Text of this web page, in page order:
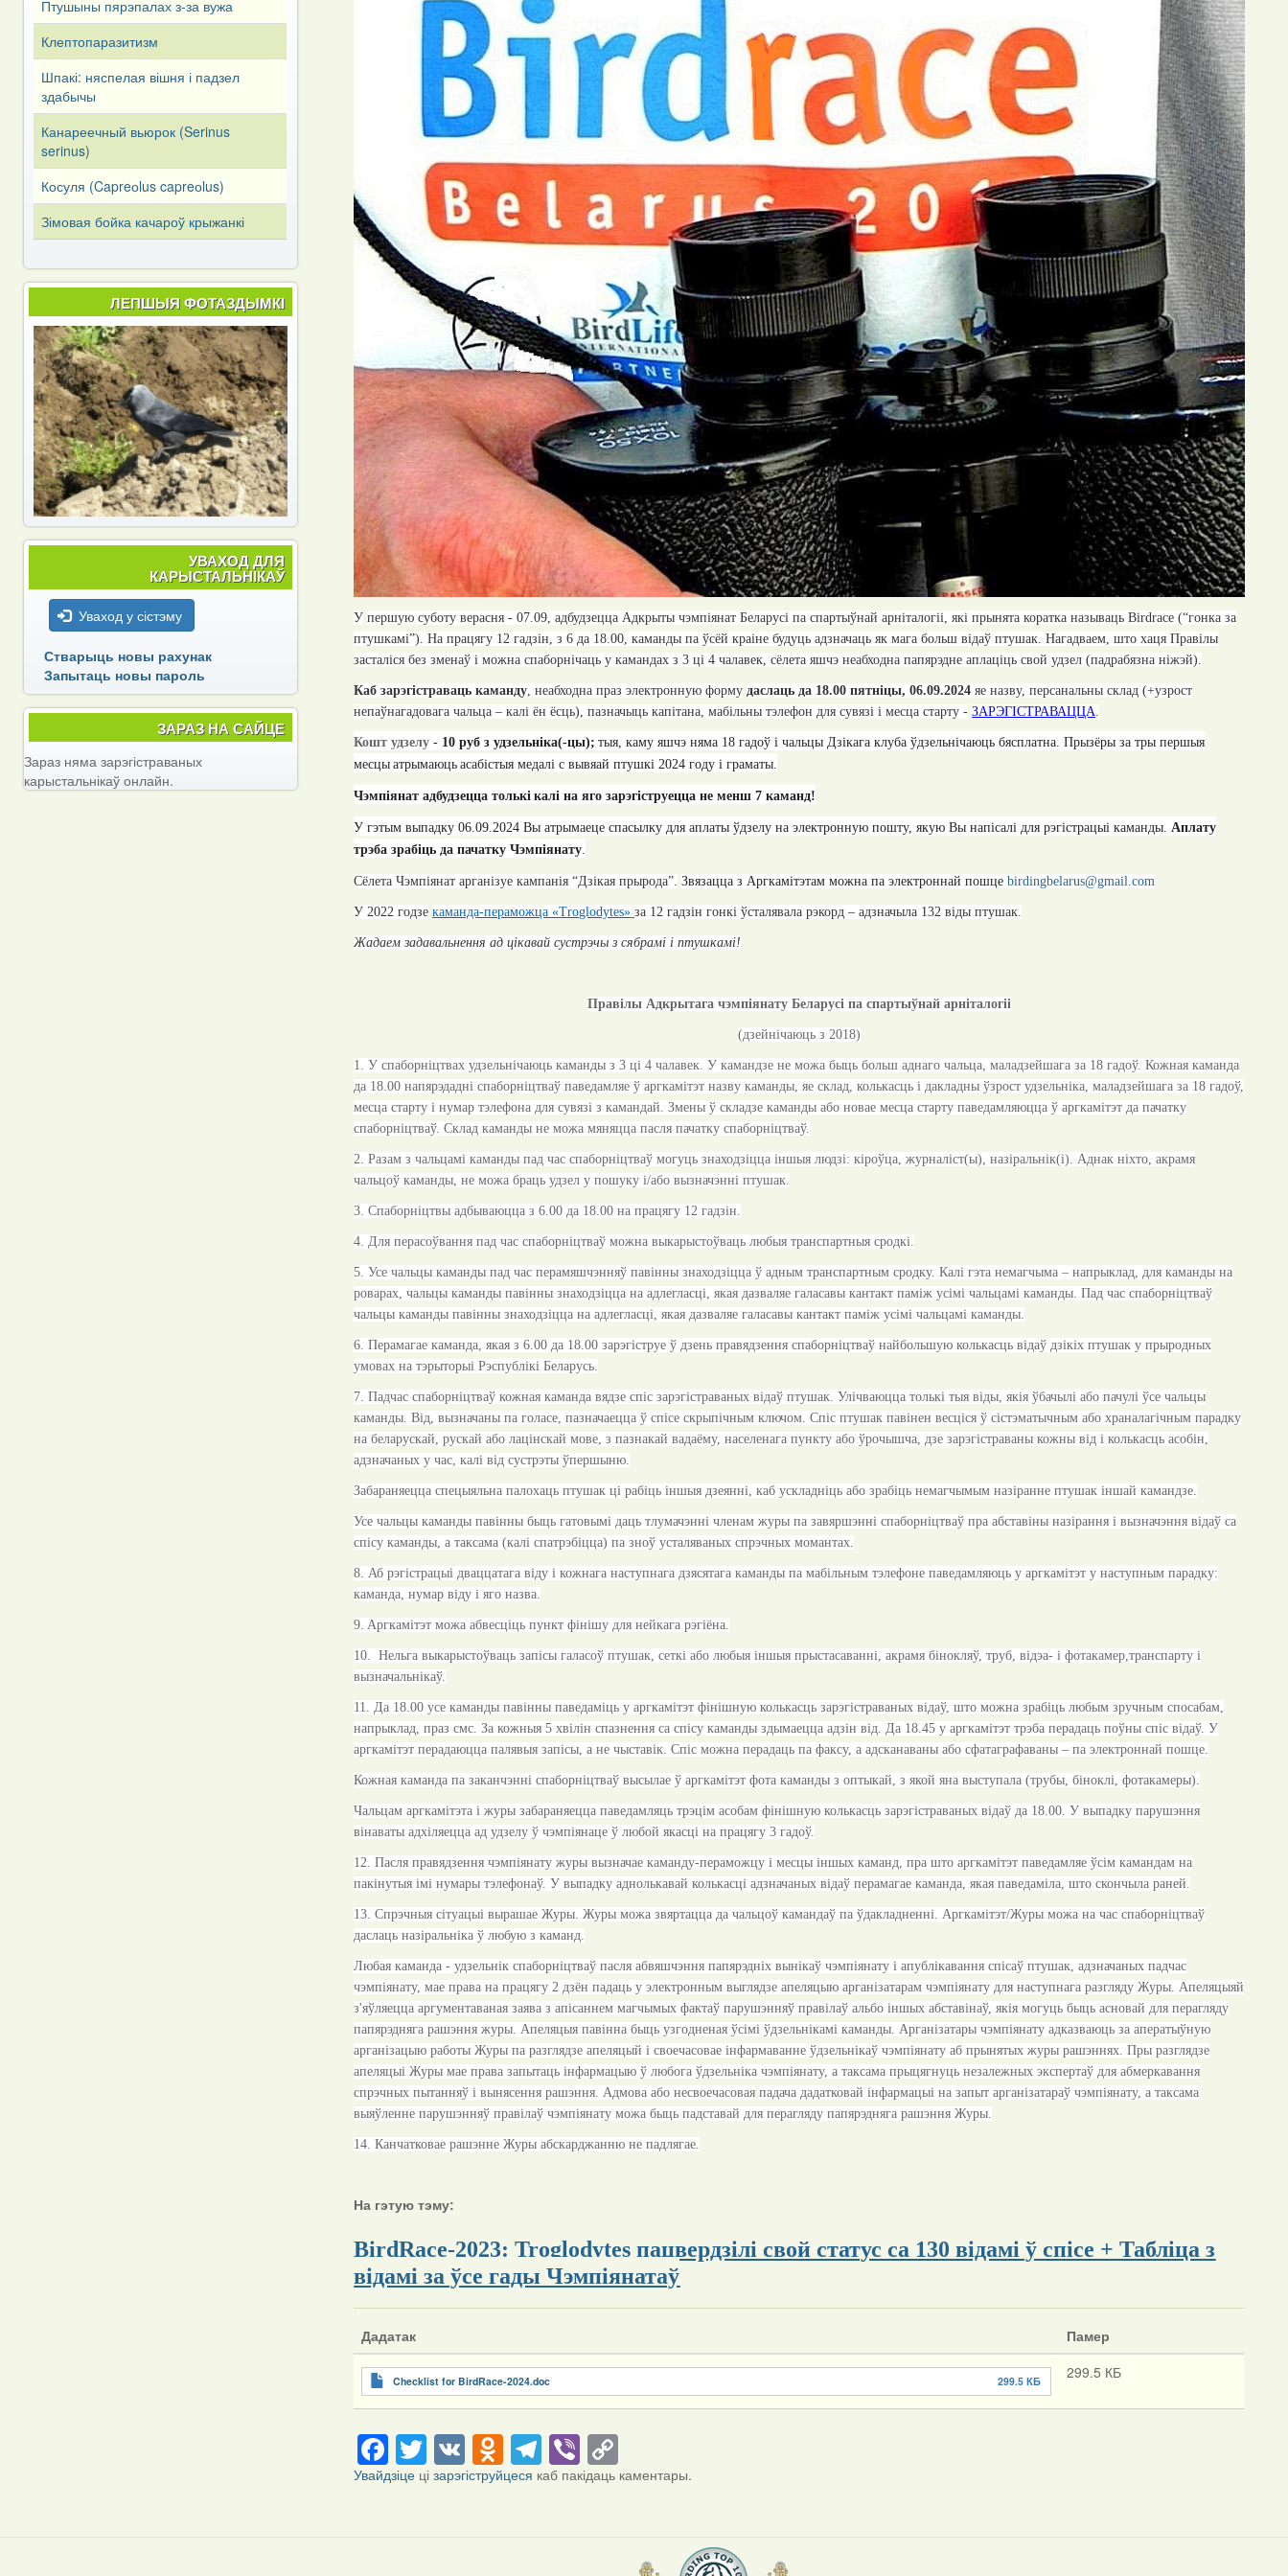
У першую суботу верасня - 07.09, адбудзецца Адкрыты чэмпіянат Беларусі па спартыўнай арніталогіі, які прынята коратка называць Birdrace (“гонка за
птушкамі”). На працягу 12 гадзін, з 6 да 18.00, каманды па ўсёй краіне будуць адзначаць як мага больш відаў птушак. Нагадваем, штохацяПравілы
засталіся без зменаў і можна спаборнічаць у камандах з 3 ці 4 чалавек, сёлета яшчэ неабходна папярэдне аплаціць свой удзел (падрабязна ніжэй).
Каб зарэгістраваць каманду, неабходна праз электронную форму даслаць да 18.00 пятніцы, 06.09.2024яе назву, персанальны склад (+узрост
непаўнагадовага чальца – калі ён ёсць), пазначыць капітана, мабільны тэлефон для сувязі і месца старту - ЗАРЭГІСТРАВАЦЦА.
Кошт удзелу - 10 руб зудзельніка(-цы); тыя, каму яшчэ няма 18 гадоў і чальцы Дзікага клуба ўдзельнічаюць бясплатна.Прызёры затры першыя
месцы атрымаюць асабістыя медалі свывяай птушкі 2024 году і граматы.
Чэмпіянатадбудзецца толькі калі на яго зарэгіструецца не менш 7 каманд!
У гэтым выпадку 06.09.2024 Выатрымаеце спасылку для аплаты ўдзелу на электронную пошту, якую Вы напісалі для рэгістрацыі каманды.Аплату
трэба зрабіць да пачатку Чэмпіянату.
Сёлета Чэмпіянат арганізуе кампанія “Дзікая прырода”. Звязацца з Аргкамітэтам можна па электроннай пошце birdingbelarus@gmail.com
У2022 годзе каманда-пераможца «Troglodytes» за 12 гадзін гонкі ўсталявала рэкорд – адзначыла 132 відыптушак.
Жадаем задавальнення ад цікавай сустрэчы з сябрамі і птушкамі!
Правілы Адкрытага чэмпіянату Беларусі па спартыўнай арніталогіі
(дзейнічаюць з 2018)
1. У спаборніцтвах удзельнічаюць каманды з 3 ці 4 чалавек. У камандзе не можа быць больш аднаго чальца, маладзейшага за 18 гадоў. Кожная каманда
да 18.00 напярэдадні спаборніцтваў паведамляе ў аргкамітэт назву каманды, яе склад, колькасць і дакладны ўзрост удзельніка, маладзейшага за 18 гадоў,
месца старту і нумар тэлефона для сувязі з камандай. Змены ў складзе каманды або новае месца старту паведамляюцца ў аргкамітэт да пачатку
спаборніцтваў. Склад каманды не можа мяняцца пасля пачатку спаборніцтваў.
2. Разам з чальцамі каманды пад час спаборніцтваў могуць знаходзіцца іншыя людзі: кіроўца, журналіст(ы), назіральнік(і). Аднак ніхто, акрамя
чальцоў каманды, не можа браць удзел у пошуку і/або вызначэнні птушак.
3. Спаборніцтвы адбываюцца з 6.00 да 18.00 на працягу 12 гадзін.
4. Для перасоўвання пад час спаборніцтваў можна выкарыстоўваць любыя транспартныя сродкі.
5. Усе чальцы каманды пад час перамяшчэнняў павінны знаходзіцца ў адным транспартным сродку. Калі гэта немагчыма – напрыклад, для каманды на
роварах, чальцы каманды павінны знаходзіцца на адлегласці, якая дазваляе галасавы кантакт паміж усімі чальцамі каманды. Пад час спаборніцтваў
чальцы каманды павінны знаходзіцца на адлегласці, якая дазваляе галасавы кантакт паміж усімі чальцамі каманды.
6. Перамагае каманда, якая з 6.00 да 18.00 зарэгіструе ў дзень правядзення спаборніцтваў найбольшую колькасць відаў дзікіх птушак у прыродных
умовах на тэрыторыі Рэспублікі Беларусь.
7. Падчас спаборніцтваў кожная каманда вядзе спіс зарэгістраваных відаў птушак. Улічваюцца толькі тыя віды, якія ўбачылі або пачулі ўсе чальцы
каманды. Від, вызначаны па голасе, пазначаецца ў спісе скрыпічным ключом. Спіс птушак павінен весціся ў сістэматычным або храналагічным парадку
на беларускай, рускай або лацінскай мове, з пазнакай вадаёму, населенага пункту або ўрочышча, дзе зарэгістраваны кожны від і колькасць асобін,
адзначаных у час, калі від сустрэты ўпершыню.
Забараняецца спецыяльна палохаць птушак ці рабіць іншыя дзеянні, каб ускладніць або зрабіць немагчымым назіранне птушак іншай камандзе.
Усе чальцы каманды павінны быць гатовымі даць тлумачэнні членам журы па завяршэнні спаборніцтваў пра абставіны назірання і вызначэння відаў са
спісу каманды, а таксама (калі спатрэбіцца) па зноў усталяваных спрэчных момантах.
8. Аб рэгістрацыі дваццатага віду і кожнага наступнага дзясятага каманды па мабільным тэлефоне паведамляюць у аргкамітэт у наступным парадку:
каманда, нумар віду і яго назва.
9. Aргкамітэт можа абвесціць пункт фінішу для нейкага рэгіёна.
10. Нельга выкарыстоўваць запісы галасоў птушак, сеткі або любыя іншыя прыстасаванні, акрамя бінокляў, труб, відэа- і фотакамер,транспарту і
вызначальнікаў.
11. Да 18.00 усе каманды павінны паведаміць у аргкамітэт фінішную колькасць зарэгістраваных відаў, што можна зрабіць любым зручным спосабам,
напрыклад, праз смс. За кожныя 5 хвілін спазнення са спісу каманды здымаецца адзін від. Да 18.45 у аргкамітэт трэба перадаць поўны спіс відаў. У
аргкамітэт перадаюцца палявыя запісы, а не чыставік. Спіс можна перадаць па факсу, а адсканаваны або сфатаграфаваны – па электроннай пошце.
Кожная каманда па заканчэнні спаборніцтваў высылае ў аргкамітэт фота каманды з оптыкай, з якой яна выступала (трубы, біноклі, фотакамеры).
Чальцам аргкамітэта і журы забараняецца паведамляць трэцім асобам фінішную колькасць зарэгістраваных відаў да 18.00. У выпадку парушэння
вінаваты адхіляецца ад удзелу ў чэмпіянаце ў любой якасці на працягу 3 гадоў.
12. Пасля правядзення чэмпіянату журы вызначае каманду-пераможцу і месцы іншых каманд, пра што аргкамітэт паведамляе ўсім камандам на
пакінутыя імі нумары тэлефонаў. У выпадку аднолькавай колькасці адзначаных відаў перамагае каманда, якая паведаміла, што скончыла раней.
13. Спрэчныя сітуацыі вырашае Журы. Журы можа звяртацца да чальцоў камандаў па ўдакладненні. Аргкамітэт/Журы можа на час спаборніцтваў
даслаць назіральніка ў любую з каманд.
Любая каманда - удзельнік спаборніцтваў пасля абвяшчэння папярэдніх вынікаў чэмпіянату і апублікавання спісаў птушак, адзначаных падчас
чэмпіянату, мае права на працягу 2 дзён падаць у электронным выглядзе апеляцыю арганізатарам чэмпіянату для наступнага разглядуЖуры. Апеляцыяй
з'яўляецца аргументаваная заява з апісаннем магчымых фактаў парушэнняў правілаў альбо іншых абставінаў, якія могуць быць асновай для перагляду
папярэдняга рашэння журы. Апеляцыя павінна быць узгодненая ўсімі ўдзельнікамі каманды. Арганізатары чэмпіянату адказваюць за аператыўную
арганізацыю работы Журы па разглядзе апеляцый і своечасовае інфармаванне ўдзельнікаў чэмпіянату аб прынятых журы рашэннях. Пры разглядзе
апеляцыіЖуры мае права запытаць інфармацыю ў любога ўдзельніка чэмпіянату, а таксама прыцягнуць незалежных экспертаў для абмеркавання
спрэчных пытанняў і вынясення рашэння. Адмова або несвоечасовая падача дадатковай інфармацыі на запыт арганізатараў чэмпіянату, а таксама
выяўленне парушэнняў правілаў чэмпіянату можа быць падставай для перагляду папярэдняга рашэнняЖуры.
14. Канчатковае рашэнне Журы абскарджанню не падлягае.
На гэтую тэму:
BirdRace-2023: Troglodytes пацвердзілі свой статус са 130 відамі ў спісе + Табліца з
відамі за ўсе гады Чэмпіянатаў
Дадатак Памер
Checklist for BirdRace-2024.doc 299.5 КБ 299.5 КБ
Facebook
Twitter
VKOdnoklassniki
Telegram
Viber
Link
Увайдзіце цізарэгіструйцеся каб пакідаць каментары.
Птушыны пярэпалах з-за вужа
Клептопаразитизм
Шпакі: няспелая вішня і падзел
здабычы
Канареечный вьюрок (Serinus
serinus)
Косуля (Capreоlus capreоlus)
Зімовая бойка качароў крыжанкі
ЛЕПШЫЯ ФОТАЗДЫМКІ
УВАХОД ДЛЯ
КАРЫСТАЛЬНІКАЎ
Уваход у сістэму
Стварыць новы рахунак
Запытаць новы пароль
ЗАРАЗ НА САЙЦЕ
Зараз няма зарэгістраваных
карыстальнікаў онлайн.